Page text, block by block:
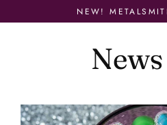
to
NEW!
News